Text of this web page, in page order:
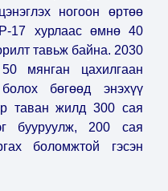
ногоон өртөө
17 хурлаас өмнө 40
тавьж байна. 2030
мянган цахилгаан
бөгөөд энэхүү
таван жилд 300 сая
бууруулж, 200 сая
боломжтой гэсэн